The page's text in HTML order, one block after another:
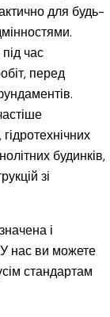
для будь-
час
перед
будинків,
зі
і
нас ви можете
стандартам